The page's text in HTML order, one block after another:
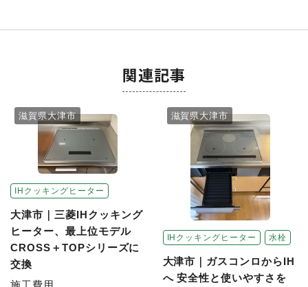
関連記事
IHクッキングヒーター
滋賀県大津市
大津市｜三菱IHクッキング
ヒーター、最上位モデル
CROSS＋TOPシリーズに
交換
IHクッキングヒーター 水栓
滋賀県大津市
大津市｜ガスコンロからIH
へ 安全性と使いやすさを